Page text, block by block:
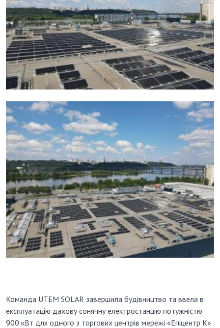
Команда UTEM SOLAR завершила будівництво та ввела в
експлуатацію дахову сонячну електростанцію потужністю
900 кВт для одного з торгових центрів мережі «Епіцентр К».